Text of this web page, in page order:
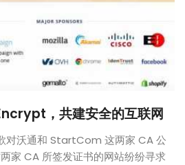
，共建安全的互联网
对沃通和 StartCom 这两家 CA 公
家 CA 所签发证书的网站纷纷寻求